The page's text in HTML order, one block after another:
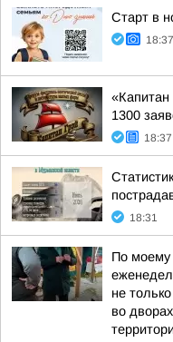
Старт в
18:37
«Капитан
1300
18:37
18:31
По моему
не
во